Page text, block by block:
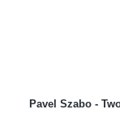
Pavel Szabo -